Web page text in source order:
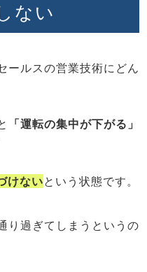
ない
ールスの営業技術にどん
「運転の集中が下がる」
けないという状態です。
り過ぎてしまうというの